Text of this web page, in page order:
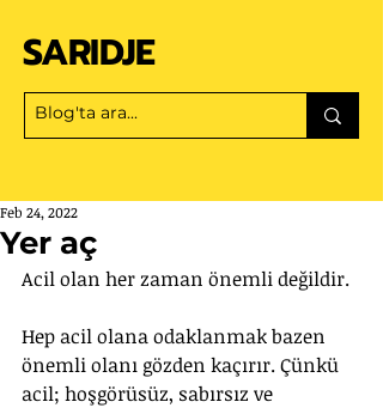
SARIDJE
Yer aç
Feb 24, 2022
Acil olan her zaman önemli değildir.
Hep acil olana odaklanmak bazen
önemli olanı gözden kaçırır. Çünkü
acil; hoşgörüsüz, sabırsız ve